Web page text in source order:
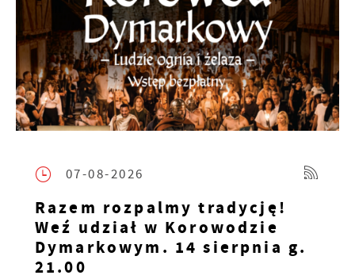
07-08-2026
Razem rozpalmy tradycję!
Weź udział w Korowodzie
Dymarkowym. 14 sierpnia g.
21.00